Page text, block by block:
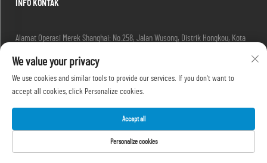
INFO KONTAK
Alamat Operasi Merek Shanghai: No.258, Jalan Wusong, Distrik Hongkou, Kota
Email:[email protected]
Tel:+86-13280087620
Tel:+86-13280035385
We value your privacy
We use cookies and similar tools to provide our services. If you don't want to
accept all cookies, click Personalize cookies.
Personalize cookies
Accept all